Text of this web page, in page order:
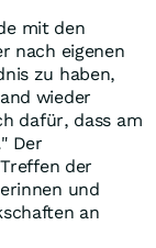
mit den
nach eigenen
zu haben,
wieder
dafür, dass am
Der
der
und
an